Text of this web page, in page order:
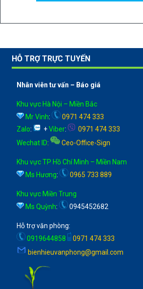
HỖ TRỢ TRỰC TUYẾN
Nhân viên tư vấn – Báo giá
Khu vực Hà Nội – Miền Bắc
Mr Vinh:
0971 474 333
Zalo: +Viber:
0971 474 333
Wechat ID: Ceo-Office-Sign
Khu vực TP Hồ Chí Minh – Miền Nam
Ms Hương: 0965 733 889
Khu vực Miền Trung
Ms Quỳnh: 0945452682
Hỗ trợ văn phòng:
0919644858
0971 474 333
bienhieuvanphong@gmail.com